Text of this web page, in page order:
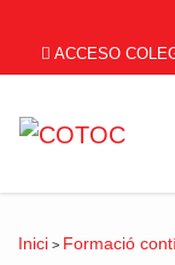
ACCESO
Inici > Formació